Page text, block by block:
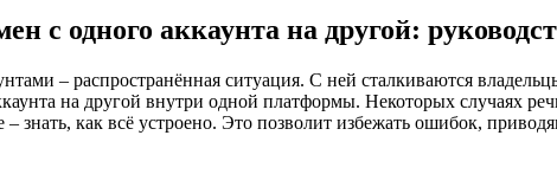
с одного аккаунта на другой:
– распространённая ситуация. С ней сталкиваются
на другой внутри одной платформы. Некоторых случаях
знать, как всё устроено. Это позволит избежать ошибок,